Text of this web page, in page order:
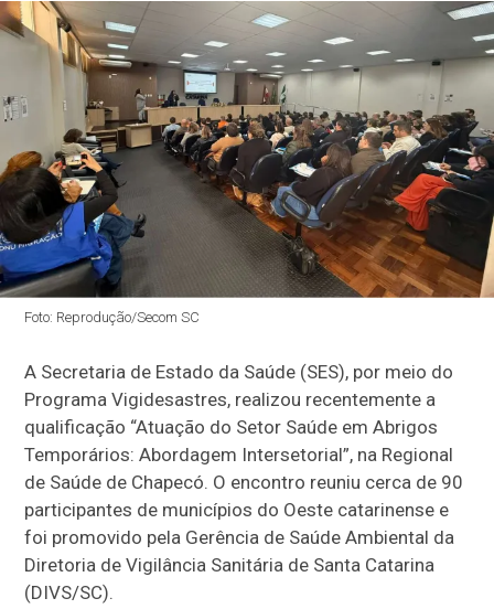
Foto: Reprodução/Secom SC
A Secretaria de Estado da Saúde (SES), por meio do
Programa Vigidesastres, realizou recentemente a
qualificação “Atuação do Setor Saúde em Abrigos
Temporários: Abordagem Intersetorial”, na Regional
de Saúde de Chapecó. O encontro reuniu cerca de 90
participantes de municípios do Oeste catarinense e
foi promovido pela Gerência de Saúde Ambiental da
Diretoria de Vigilância Sanitária de Santa Catarina
(DIVS/SC).